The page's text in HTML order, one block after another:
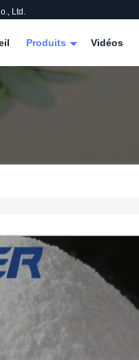
Ltd.
Produits Vidéos